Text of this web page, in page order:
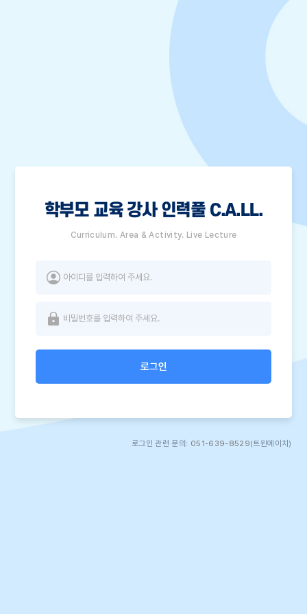
학부모 교육 강사 인력풀 C.A.LL.
Curriculum. Area & Activity. Live Lecture
로그인
로그인 관련 문의: 051-639-8529(트윈에이치)